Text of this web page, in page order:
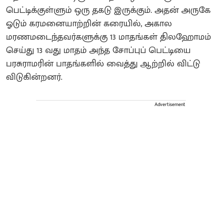
பெட்டிக்குள்ளும் ஒரு தகடு இருக்கும். அதன் அருகே
ஓடும் கரமனையாற்றின் கரையில், அகால
மரணமடைந்தவர்களுக்கு 13 மாதங்கள் திலஹோமம்
செய்து 13 வது மாதம் அந்த சோப்புப் பெட்டியை
பரசுராமரின் பாதங்களில் வைத்து ஆற்றில் விட்டு
விடுகின்றனர்.
Advertisement